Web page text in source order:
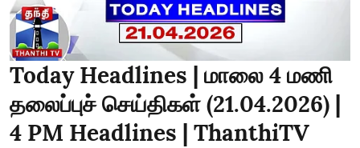
Today Headlines | மாலை 4 மணி
தலைப்புச் செய்திகள் (21.04.2026) |
4 PM Headlines | ThanthiTV